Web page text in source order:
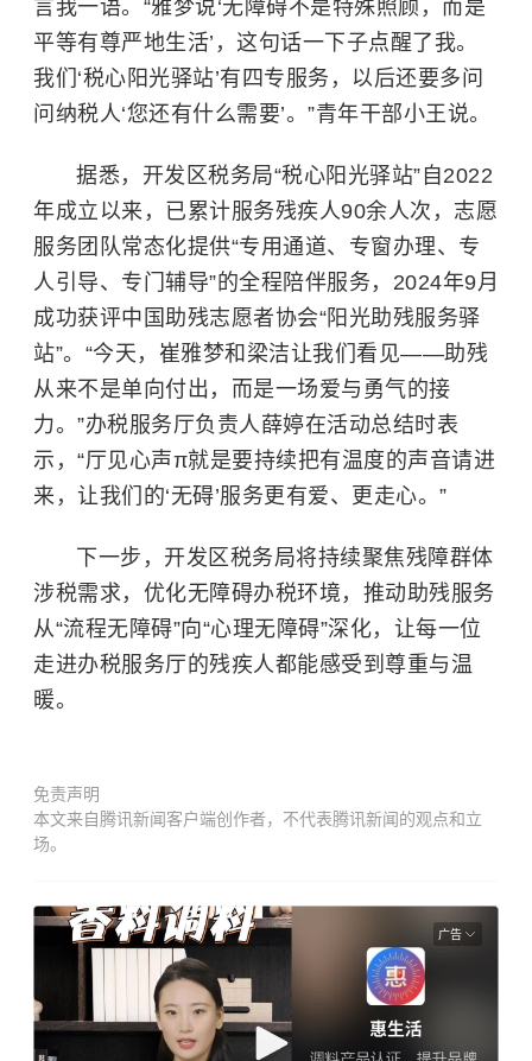
言我一语。“雅梦说‘无障碍不是特殊照顾，而是
平等有尊严地生活’，这句话一下子点醒了我。
我们‘税心阳光驿站’有四专服务，以后还要多问
问纳税人‘您还有什么需要’。”青年干部小王说。
据悉，开发区税务局“税心阳光驿站”自2022
年成立以来，已累计服务残疾人90余人次，志愿
服务团队常态化提供“专用通道、专窗办理、专
人引导、专门辅导”的全程陪伴服务，2024年9月
成功获评中国助残志愿者协会“阳光助残服务驿
站”。“今天，崔雅梦和梁洁让我们看见——助残
从来不是单向付出，而是一场爱与勇气的接
力。”办税服务厅负责人薛婷在活动总结时表
示，“厅见心声π就是要持续把有温度的声音请进
来，让我们的‘无碍’服务更有爱、更走心。”
下一步，开发区税务局将持续聚焦残障群体
涉税需求，优化无障碍办税环境，推动助残服务
从“流程无障碍”向“心理无障碍”深化，让每一位
走进办税服务厅的残疾人都能感受到尊重与温
暖。
免责声明
本文来自腾讯新闻客户端创作者，不代表腾讯新闻的观点和立
场。
广告